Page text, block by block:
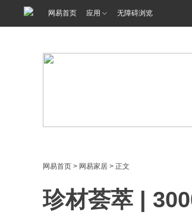
网易首页 应用 无障碍浏览
网易首页 > 网易家居 > 正文
珍材荟萃 |